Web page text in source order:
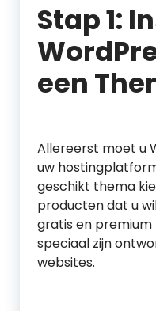
Stap 1:
een
Allereerst moet u
uw
geschikt thema
producten dat u
gratis en premium
speciaal zijn
websites.